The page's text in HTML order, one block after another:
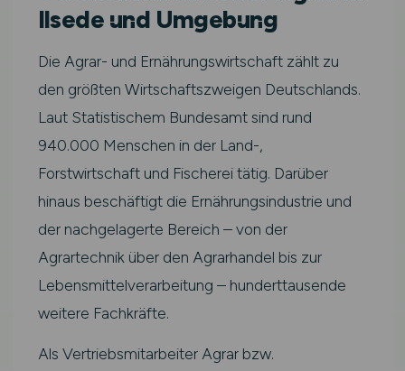
Ilsede und Umgebung
Die Agrar- und Ernährungswirtschaft zählt zu
den größten Wirtschaftszweigen Deutschlands.
Laut Statistischem Bundesamt sind rund
940.000 Menschen in der Land-,
Forstwirtschaft und Fischerei tätig. Darüber
hinaus beschäftigt die Ernährungsindustrie und
der nachgelagerte Bereich – von der
Agrartechnik über den Agrarhandel bis zur
Lebensmittelverarbeitung – hunderttausende
weitere Fachkräfte.
Als Vertriebsmitarbeiter Agrar bzw.